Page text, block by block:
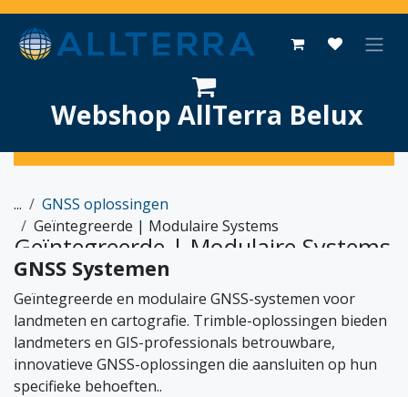
Overslaan naar inhoud
Webshop AllTerra Belux
...
GNSS oplossingen
Geïntegreerde | Modulaire Systems
Geïntegreerde | Modulaire Systems
GNSS Systemen
Geïntegreerde en modulaire GNSS-systemen voor
landmeten en cartografie. Trimble-oplossingen bieden
landmeters en GIS-professionals betrouwbare,
innovatieve GNSS-oplossingen die aansluiten op hun
specifieke behoeften..